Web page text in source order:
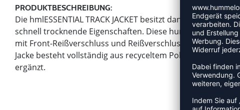
PRODUKTBESCHREIBUNG:
Die hmlESSENTIAL TRACK JACKET besitzt dank der
schnell trocknende Eigenschaften. Diese hummel Jacke
mit Front-Reißverschluss und Reißverschlussgarage, die
Jacke besteht vollständig aus recyceltem Polyestergewebe
ergänzt.